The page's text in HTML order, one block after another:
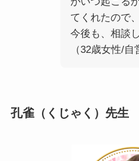
てくれたので
今後も、相談
（32歳女性/自
孔雀（くじゃく）先生